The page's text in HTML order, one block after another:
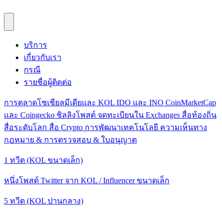
บริการ
เกี่ยวกับเรา
กรณี
รายชื่อผู้ติดต่อ
การตลาดโซเชียลมีเดียและ KOL IDO และ INO CoinMarketCap
และ Coingecko ชิลลิงโพสต์ จดทะเบียนใน Exchanges สื่อท้องถิ่น
สื่อระดับโลก สื่อ Crypto การพัฒนาเทคโนโลยี ความเห็นทาง
กฎหมาย & การตรวจสอบ & ใบอนุญาต
1 ทวีต (KOL ขนาดเล็ก)
หนึ่งโพสต์ Twitter จาก KOL / Influencer ขนาดเล็ก
5 ทวีต (KOL ปานกลาง)